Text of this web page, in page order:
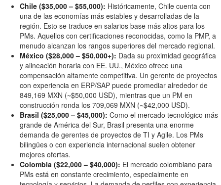
Chile ($35,000 – $55,000): Históricamente, Chile cuenta con
una de las economías más estables y desarrolladas de la
región. Esto se traduce en salarios base más altos para los
PMs. Aquellos con certificaciones reconocidas, como la PMP, a
menudo alcanzan los rangos superiores del mercado regional.
México ($28,000 – $50,000+): Dada su proximidad geográfica
y alineación horaria con EE. UU., México ofrece una
compensación altamente competitiva. Un gerente de proyectos
con experiencia en ERP/SAP puede promediar alrededor de
849,169 MXN (~$50,000 USD), mientras que un PM en
construcción ronda los 709,069 MXN (~$42,000 USD).
Brasil ($25,000 – $45,000): Como el mercado tecnológico más
grande de América del Sur, Brasil presenta una enorme
demanda de gerentes de proyectos de TI y Agile. Los PMs
bilingües o con experiencia internacional suelen obtener
mejores ofertas.
Colombia ($22,000 – $40,000): El mercado colombiano para
PMs está en constante crecimiento, especialmente en